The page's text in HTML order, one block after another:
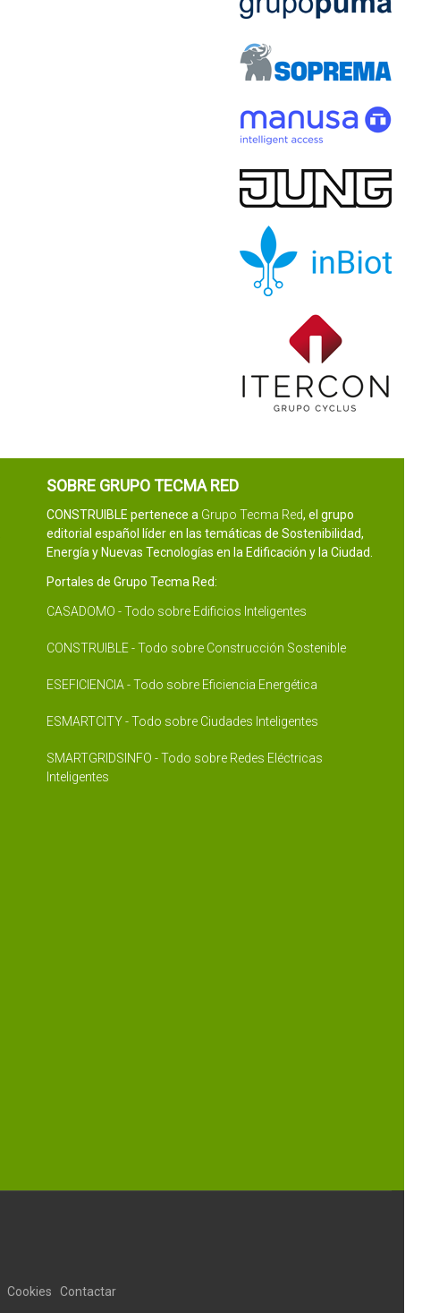
SOBRE GRUPO TECMA RED
CONSTRUIBLE pertenece a Grupo Tecma Red, el grupo
editorial español líder en las temáticas de Sostenibilidad,
Energía y Nuevas Tecnologías en la Edificación y la Ciudad.
Portales de Grupo Tecma Red:
CASADOMO - Todo sobre Edificios Inteligentes
CONSTRUIBLE - Todo sobre Construcción Sostenible
ESEFICIENCIA - Todo sobre Eficiencia Energética
ESMARTCITY - Todo sobre Ciudades Inteligentes
SMARTGRIDSINFO - Todo sobre Redes Eléctricas
Inteligentes
Cookies Contactar